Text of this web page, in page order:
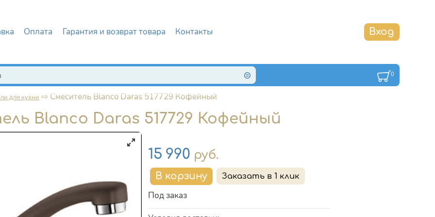
Оплата Гарантия и возврат товара Контакты
0
для кухни ⇨ Смеситель Blanco Daras 517729 Кофейный
Blanco Daras 517729 Кофейный
Цена
15 990 руб.
Под заказ